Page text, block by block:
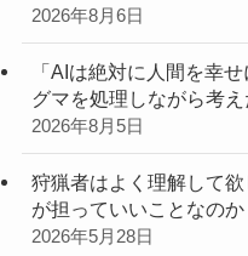
2026年8月6日
「AIは絶対に人間を幸
グマを処理しながら考え
2026年8月5日
狩猟者はよく理解して
が担っていいことなのか
2026年5月28日